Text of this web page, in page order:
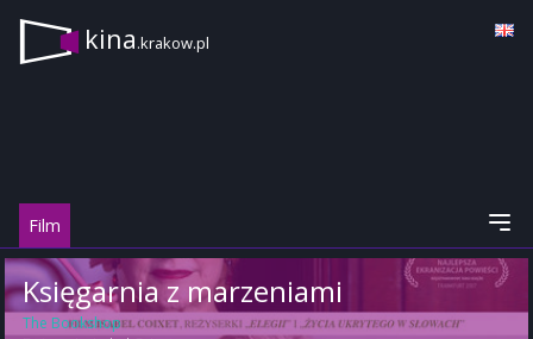
kina.krakow.pl
Film
Księgarnia z marzeniami
The Bookshop